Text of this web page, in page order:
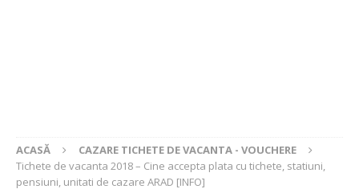
ACASĂ
CAZARE TICHETE DE VACANTA - VOUCHERE
Tichete de vacanta 2018 – Cine accepta plata cu tichete, statiuni,
pensiuni, unitati de cazare ARAD [INFO]